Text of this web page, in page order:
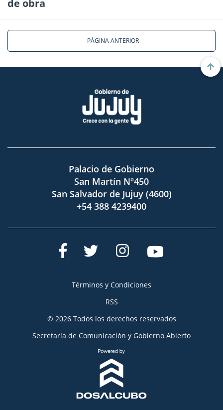
de obra
PÁGINA ANTERIOR
Palacio de Gobierno
San Martín Nº450
San Salvador de Jujuy (4600)
+54 388 4239400
Términos y Condiciones
RSS
© 2026 Todos los derechos reservados
Secretaría de Comunicación y Gobierno Abierto